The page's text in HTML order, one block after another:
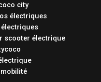
city
électriques
scooter électrique